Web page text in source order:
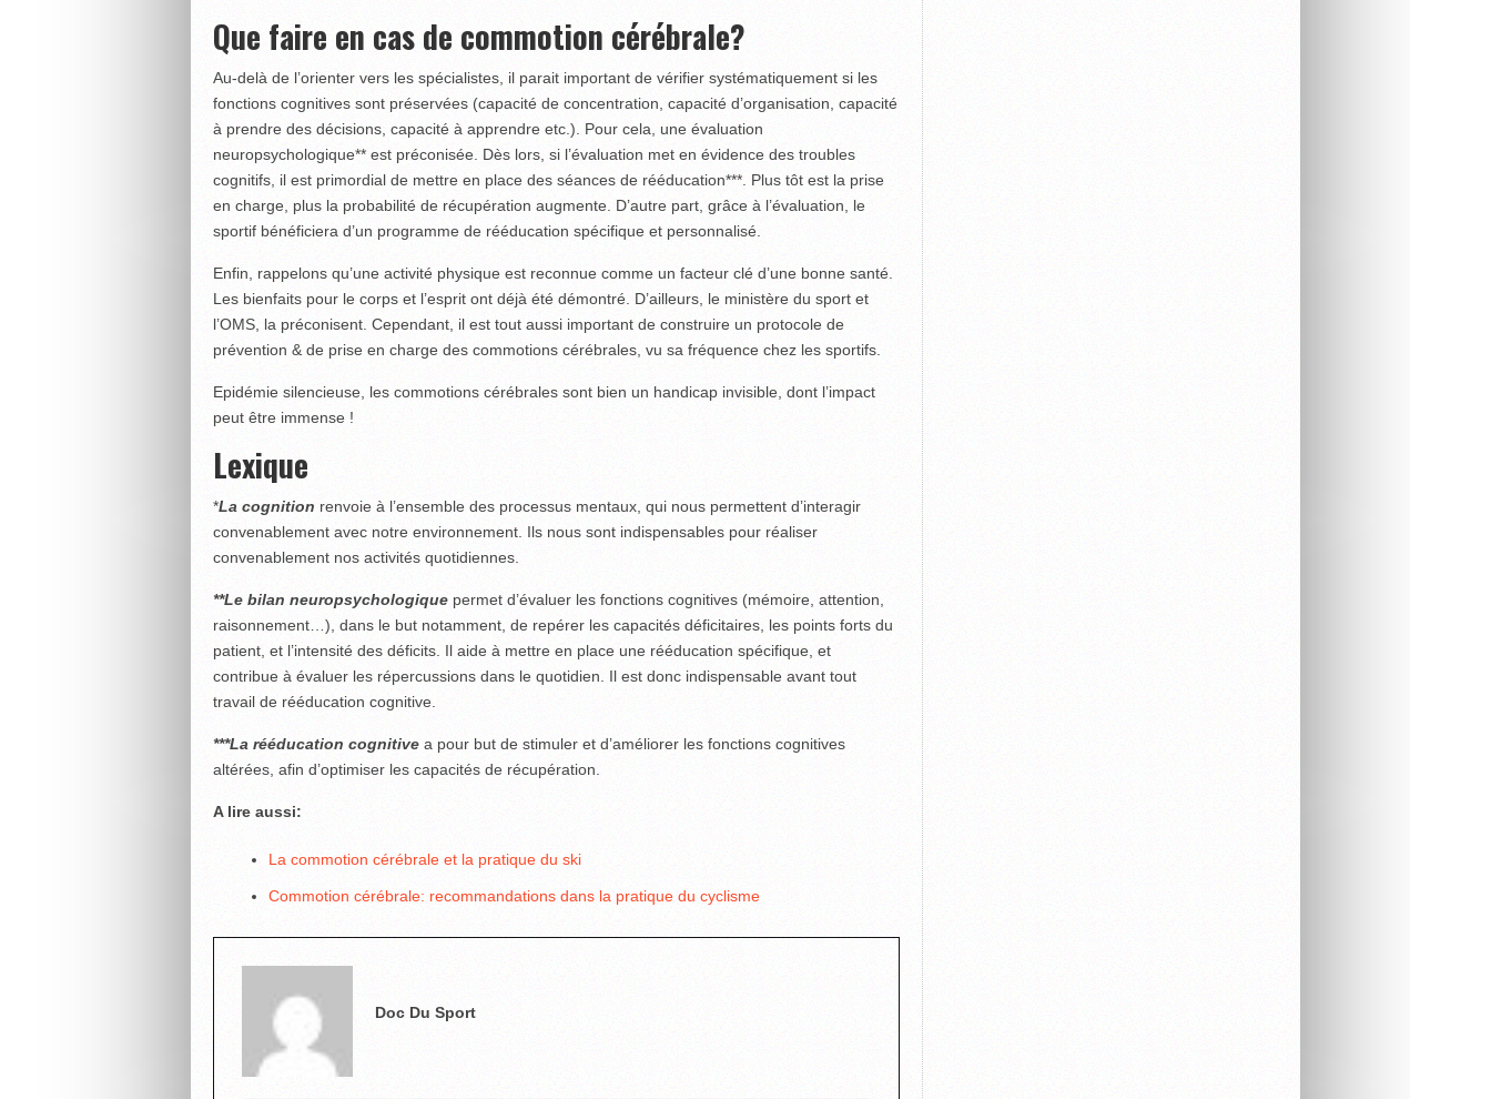
Que faire en cas de commotion cérébrale?
Au-delà de l’orienter vers les spécialistes, il parait important de vérifier systématiquement si les
fonctions cognitives sont préservées (capacité de concentration, capacité d’organisation, capacité
à prendre des décisions, capacité à apprendre etc.). Pour cela, une évaluation
neuropsychologique** est préconisée. Dès lors, si l’évaluation met en évidence des troubles
cognitifs, il est primordial de mettre en place des séances de rééducation***. Plus tôt est la prise
en charge, plus la probabilité de récupération augmente. D’autre part, grâce à l’évaluation, le
sportif bénéficiera d’un programme de rééducation spécifique et personnalisé.
Enfin, rappelons qu’une activité physique est reconnue comme un facteur clé d’une bonne santé.
Les bienfaits pour le corps et l’esprit ont déjà été démontré. D’ailleurs, le ministère du sport et
l’OMS, la préconisent. Cependant, il est tout aussi important de construire un protocole de
prévention & de prise en charge des commotions cérébrales, vu sa fréquence chez les sportifs.
Epidémie silencieuse, les commotions cérébrales sont bien un handicap invisible, dont l’impact
peut être immense !
Lexique
*La cognition renvoie à l’ensemble des processus mentaux, qui nous permettent d’interagir
convenablement avec notre environnement. Ils nous sont indispensables pour réaliser
convenablement nos activités quotidiennes.
**Le bilan neuropsychologiquepermet d’évaluer les fonctions cognitives (mémoire, attention,
raisonnement…), dans le but notamment, de repérer les capacités déficitaires, les points forts du
patient, et l’intensité des déficits. Il aide à mettre en place une rééducation spécifique, et
contribue à évaluer les répercussions dans le quotidien. Il est donc indispensable avant tout
travail de rééducation cognitive.
***La rééducation cognitivea pour but de stimuler et d’améliorer les fonctions cognitives
altérées, afin d’optimiser les capacités de récupération.
A lire aussi:
La commotion cérébrale et la pratique du ski
Commotion cérébrale: recommandations dans la pratique du cyclisme
Doc Du Sport